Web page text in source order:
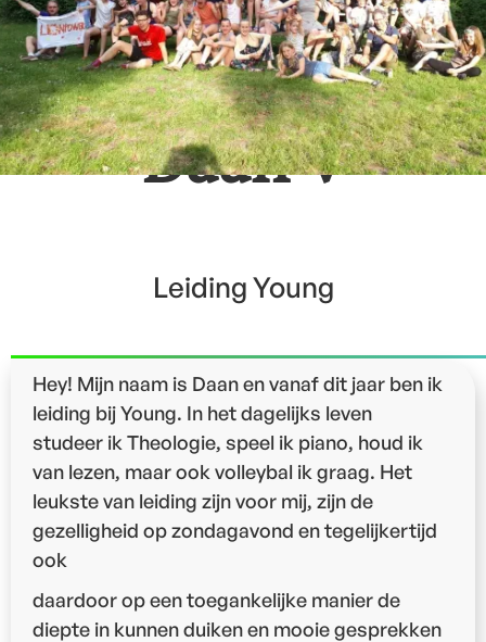
Daan V
Leiding Young
Hey! Mijn naam is Daan en vanaf dit jaar ben ik
leiding bij Young. In het dagelijks leven
studeer ik Theologie, speel ik piano, houd ik
van lezen, maar ook volleybal ik graag. Het
leukste van leiding zijn voor mij, zijn de
gezelligheid op zondagavond en tegelijkertijd
ook
daardoor op een toegankelijke manier de
diepte in kunnen duiken en mooie gesprekken